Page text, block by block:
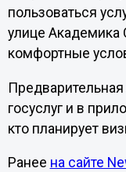
пользоваться
улице Академика
комфортные
Предварительная
госуслуг и в
кто планирует
Ранее на сайте